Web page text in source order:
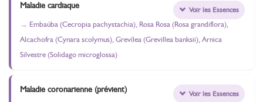
Maladie cardiaque
Embaúba (Cecropia pachystachia), Rosa Rosa (Rosa grandiflora),
Alcachofra (Cynara scolymus), Grevílea (Grevillea banksii), Arnica
Silvestre (Solidago microglossa)
Voir les Essences
Maladie coronarienne (prévient) Voir les Essences